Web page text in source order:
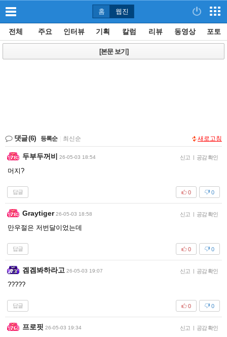
홈 웹진
전체 주요 인터뷰 기획 칼럼 리뷰 동영상 포토
[본문 보기]
댓글(6) 등록순 최신순 새로고침
두부두꺼비 26-05-03 18:54 신고 | 공감 확인
머지?
답글 0
0
Graytiger 26-05-03 18:58 신고 | 공감 확인
만우절은 저번달이었는데
답글 0
0
겜겜봐하라고 26-05-03 19:07 신고 | 공감 확인
?????
답글 0
0
프로핏 26-05-03 19:34 신고 | 공감 확인